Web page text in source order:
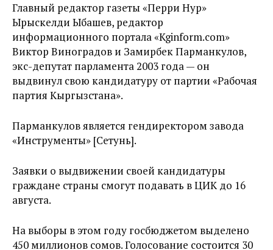
Главный редактор газеты «Перри Нур»
Ырыскелди Ыбашев, редактор
информационного портала «Kginform.com»
Виктор Виноградов и Замирбек Парманкулов,
экс-депутат парламента 2003 года — он
выдвинул свою кандидатуру от партии «Рабочая
партия Кыргызстана».
Парманкулов является гендиректором завода
«Инструменты» [Сетунь].
Заявки о выдвижении своей кандидатуры
граждане страны смогут подавать в ЦИК до 16
августа.
На выборы в этом году госбюджетом выделено
450 миллионов сомов. Голосование состоится 30